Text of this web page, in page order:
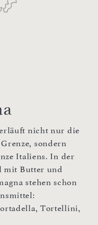
nicht nur die
sondern
Italiens. In der
mit Butter und
stehen schon
Tortellini,